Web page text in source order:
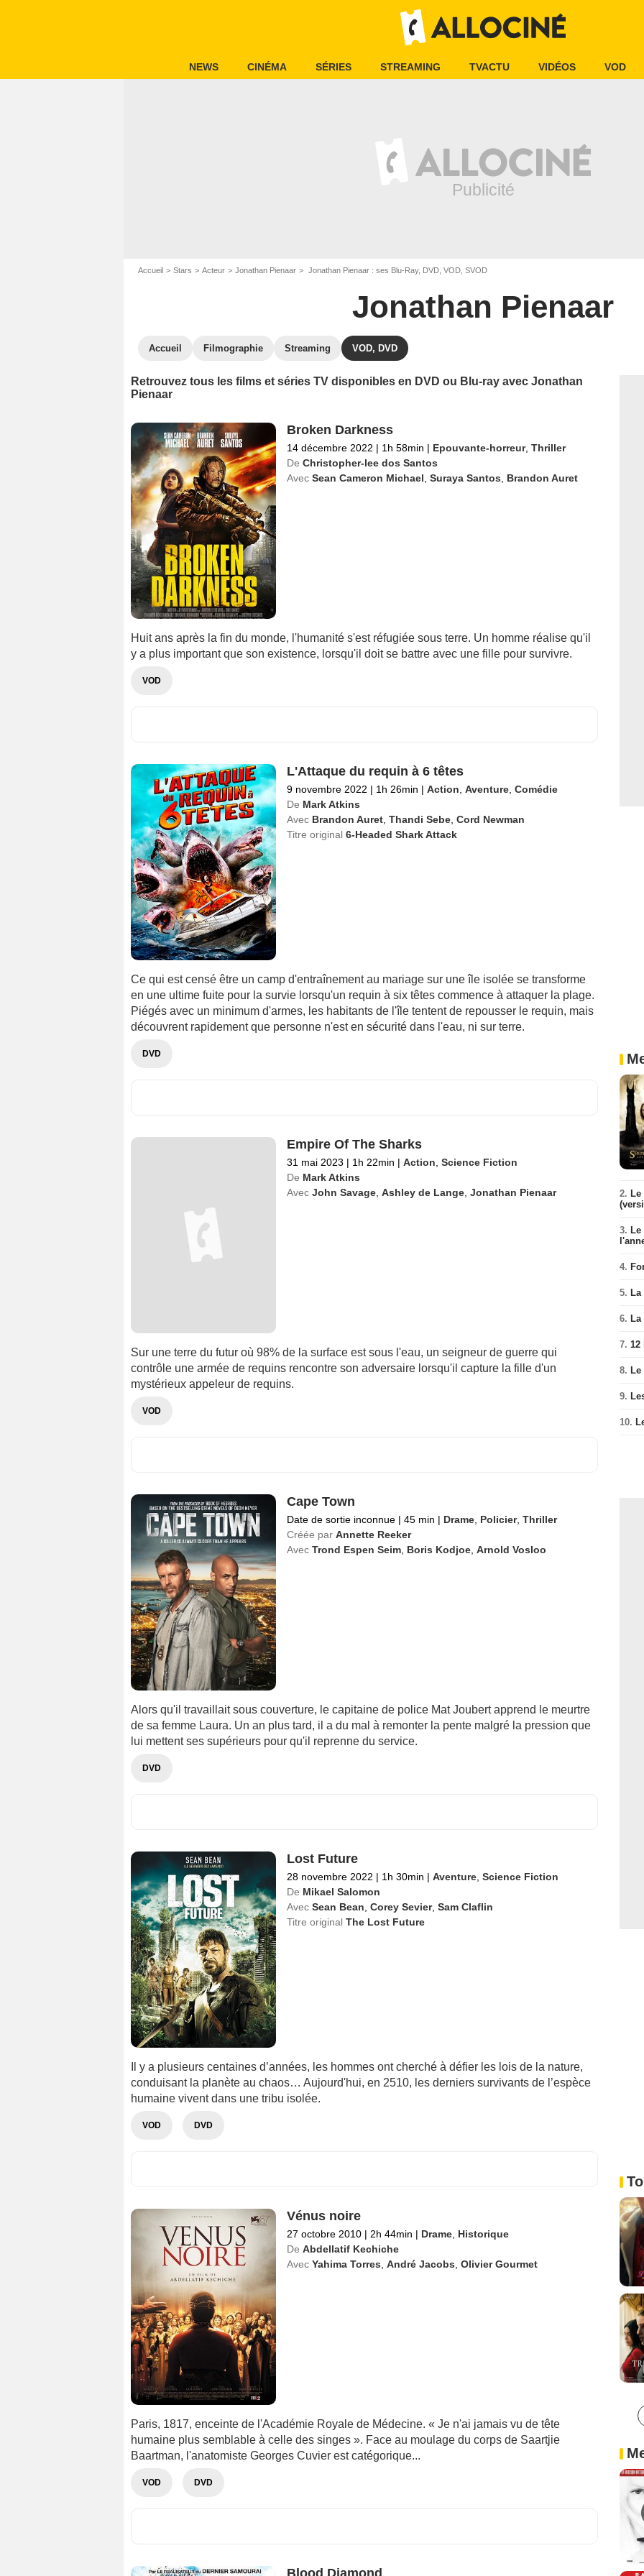
NEWS CINÉMA SÉRIES STREAMING TVACTU VIDÉOS VOD
Accueil Stars Acteur Jonathan Pienaar Jonathan Pienaar : ses Blu-Ray, DVD, VOD, SVOD
Jonathan Pienaar
Accueil Filmographie Streaming VOD, DVD
Retrouvez tous les films et séries TV disponibles en DVD ou Blu-ray avec Jonathan
Pienaar
Broken Darkness
14 décembre 2022 | 1h 58min | Epouvante-horreur, Thriller
De Christopher-lee dos Santos
Avec Sean Cameron Michael Suraya Santos Brandon Auret
Huit ans après la fin du monde, l'humanité s'est réfugiée sous terre. Un homme réalise qu'il
y a plus important que son existence, lorsqu'il doit se battre avec une fille pour survivre.
VOD
L'Attaque du requin à 6 têtes
9 novembre 2022 | 1h 26min | Action Aventure, Comédie
De Mark Atkins
Avec Brandon Auret, Thandi Sebe, Cord Newman
Titre original 6-Headed Shark Attack
Ce qui est censé être un camp d'entraînement au mariage sur une île isolée se transforme
en une ultime fuite pour la survie lorsqu'un requin à six têtes commence à attaquer la plage.
Piégés avec un minimum d'armes, les habitants de l'île tentent de repousser le requin, mais
découvrent rapidement que personne n'est en sécurité dans l'eau, ni sur terre.
DVD
Empire Of The Sharks
31 mai 2023 | 1h 22min | Action Science Fiction
De Mark Atkins
Avec John Savage, Ashley de Lange, Jonathan Pienaar
Sur une terre du futur où 98% de la surface est sous l'eau, un seigneur de guerre qui
contrôle une armée de requins rencontre son adversaire lorsqu'il capture la fille d'un
mystérieux appeleur de requins.
VOD
Cape Town
Date de sortie inconnue | 45 min | Drame, Policier, Thriller
Créée par Annette Reeker
Avec Trond Espen Seim, Boris Kodjoe, Arnold Vosloo
Alors qu'il travaillait sous couverture, le capitaine de police Mat Joubert apprend le meurtre
de sa femme Laura. Un an plus tard, il a du mal à remonter la pente malgré la pression que
lui mettent ses supérieurs pour qu'il reprenne du service.
DVD
Lost Future
28 novembre 2022 | 1h 30min | Aventure, Science Fiction
De Mikael Salomon
Avec Sean Bean, Corey Sevier, Sam Claflin
Titre original The Lost Future
Il y a plusieurs centaines d’années, les hommes ont cherché à défier les lois de la nature,
conduisant la planète au chaos… Aujourd'hui, en 2510, les derniers survivants de l’espèce
humaine vivent dans une tribu isolée.
VOD DVD
Vénus noire
27 octobre 2010 | 2h 44min | Drame, Historique
De Abdellatif Kechiche
Avec Yahima Torres, André Jacobs, Olivier Gourmet
Paris, 1817, enceinte de l'Académie Royale de Médecine. « Je n'ai jamais vu de tête
humaine plus semblable à celle des singes ». Face au moulage du corps de Saartjie
Baartman, l'anatomiste Georges Cuvier est catégorique...
VOD DVD
2.
3.
4.
5.
6.
7. 12
8.
9.
10.